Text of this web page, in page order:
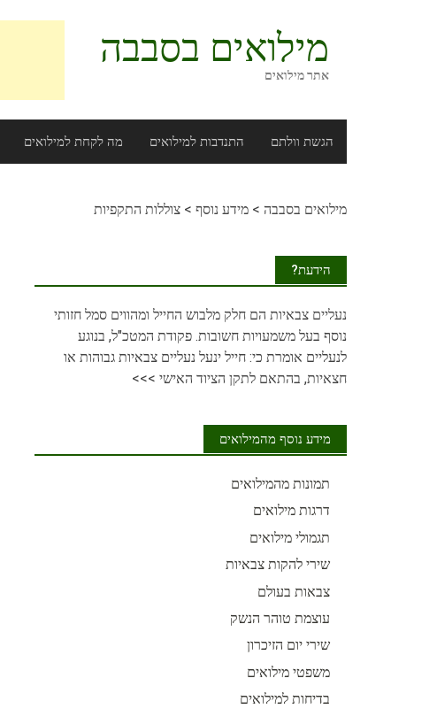
מילואים בסבבה
אתר מילואים
הגשת וולתם התנדבות למילואים מה לקחת למילואים
מילואים בסבבה >מידע נוסף >צוללות התקפיות
הידעת?
נעלייםצבאיות הם חלק מלבוש החייל ומהווים סמל חזותי
נוסף בעל משמעויות חשובות. פקודת המטכ"ל, בנוגע
לנעליים אומרת כי: חייל ינעל נעליים צבאיות גבוהות או
חצאיות, בהתאם לתקן הציוד האישי >>>
מידע נוסף מהמילואים
תמונות מהמילואים
דרגות מילואים
תגמולי מילואים
שירי להקות צבאיות
צבאות בעולם
עוצמת טוהר הנשק
שירי יום הזיכרון
משפטי מילואים
בדיחות למילואים